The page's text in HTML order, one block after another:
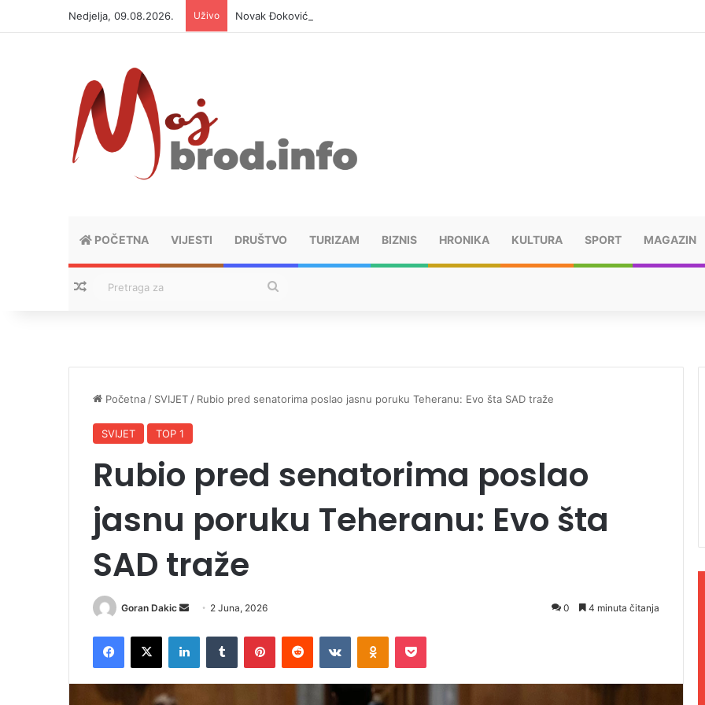
Nedjelja, 09.08.2026. Uživo Novak Đoković otvorio dušu: “Taj poraz me uništio”
POČETNA VIJESTI DRUŠTVO TURIZAM BIZNIS HRONIKA KULTURA SPORT MAGAZIN
Nasumični tekstovi
Početna/ SVIJET/ Rubio pred senatorima poslao jasnu poruku Teheranu: Evo šta SAD traže
SVIJET TOP 1
Rubio pred senatorima poslao
jasnu poruku Teheranu: Evo šta
SAD traže
Goran Dakic
a
2 Juna, 2026 0 4 minuta čitanja